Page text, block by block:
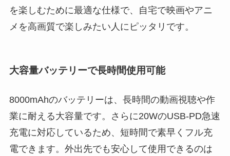
を楽しむために最適な仕様で、自宅で映画やアニ
メを高画質で楽しみたい人にピッタリです。
大容量バッテリーで長時間使用可能
8000mAhのバッテリーは、長時間の動画視聴や作
業に耐える大容量です。さらに20WのUSB-PD急速
充電に対応しているため、短時間で素早くフル充
電できます。外出先でも安心して使用できるのは